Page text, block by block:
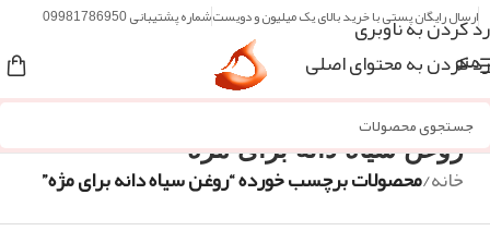
رد کردن به ناوبری
رد کردن به محتوای اصلی
ارسال رایگان پستی با خرید بالای یک میلیون و دویستشماره پشتیبانی 09981786950
منو
روغن سیاه دانه برای مژه
خانه/محصولات برچسب خورده “روغن سیاه دانه برای مژه”